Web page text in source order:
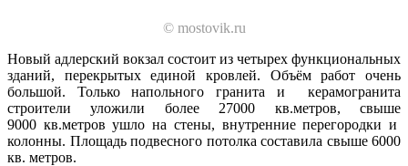
© mostovik.ru
Новый адлерский вокзал состоит из четырех функциональных
зданий, перекрытых единой кровлей. Объём работ очень
большой. Только на­польного гранита и керамогра­нита
строители уложили более 27000 кв.метров, свыше
9000 кв.метров ушло на стены, внутренние перего­родки и
колонны. Площадь подвесного потолка составила свыше 6000
кв. метров.